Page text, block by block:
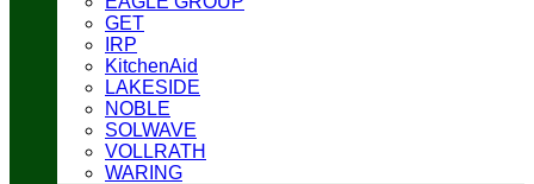
GET
IRP
KitchenAid
LAKESIDE
NOBLE
SOLWAVE
VOLLRATH
WARING